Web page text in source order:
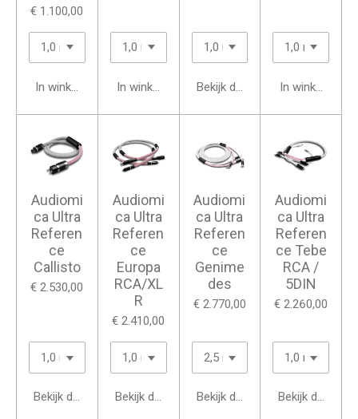
€ 1.100,00
In winkelwagen In winkelwagen Bekijk details In winkelwagen
Audiomi
ca Ultra
Referen
ce
Callisto
€ 2.530,00
Bekijk details
Audiomi
ca Ultra
Referen
ce
Europa
RCA/XL
R
€ 2.410,00
Bekijk details
Audiomi
ca Ultra
Referen
ce
Genime
des
€ 2.770,00
Bekijk details
Audiomi
ca Ultra
Referen
ce Tebe
RCA /
5DIN
€ 2.260,00
Bekijk details